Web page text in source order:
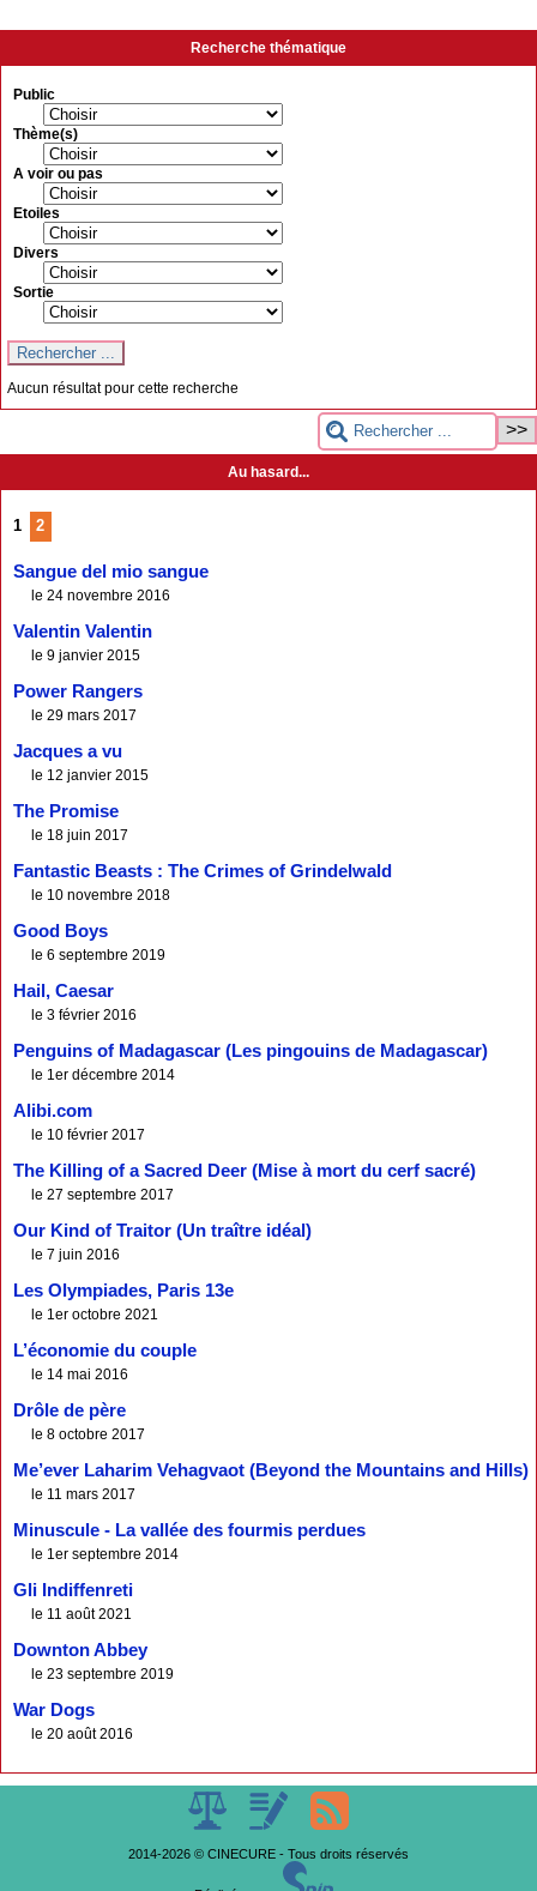
Recherche thématique
Public
Thème(s)
A voir ou pas
Etoiles
Divers
Sortie
Aucun résultat pour cette recherche
Au hasard...
1 2
Sangue del mio sangue
le 24 novembre 2016
Valentin Valentin
le 9 janvier 2015
Power Rangers
le 29 mars 2017
Jacques a vu
le 12 janvier 2015
The Promise
le 18 juin 2017
Fantastic Beasts : The Crimes of Grindelwald
le 10 novembre 2018
Good Boys
le 6 septembre 2019
Hail, Caesar
le 3 février 2016
Penguins of Madagascar (Les pingouins de Madagascar)
le 1er décembre 2014
Alibi.com
le 10 février 2017
The Killing of a Sacred Deer (Mise à mort du cerf sacré)
le 27 septembre 2017
Our Kind of Traitor (Un traître idéal)
le 7 juin 2016
Les Olympiades, Paris 13e
le 1er octobre 2021
L’économie du couple
le 14 mai 2016
Drôle de père
le 8 octobre 2017
Me’ever Laharim Vehagvaot (Beyond the Mountains and Hills)
le 11 mars 2017
Minuscule - La vallée des fourmis perdues
le 1er septembre 2014
Gli Indiffenreti
le 11 août 2021
Downton Abbey
le 23 septembre 2019
War Dogs
le 20 août 2016
2014-2026 © CINECURE - Tous droits réservés